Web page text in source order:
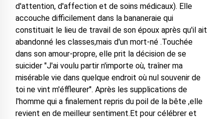
d'attention, d'affection et de soins médicaux). Elle
accouche difficilement dans la bananeraie qui
constituait le lieu de travail de son époux après qu'il ait
abandonné les classes,mais d'un mort-né .Touchée
dans son amour-propre, elle prit la décision de se
suicider "J'ai voulu partir n'importe où, traîner ma
misérable vie dans quelque endroit où nul souvenir de
toi ne vint m'éffleurer". Après les supplications de
l'homme qui a finalement repris du poil de la bête ,elle
revient en de meilleur sentiment.Et pour célébrer et